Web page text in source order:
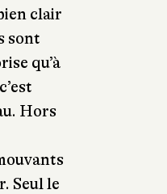
clair
sont
qu’à
Hors
Seul le